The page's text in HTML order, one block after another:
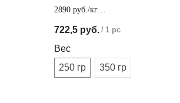
2890 руб./кг
предварительно вымоченной в вине
722,5 руб. / 1 pc
Вес
250 гр
350 гр